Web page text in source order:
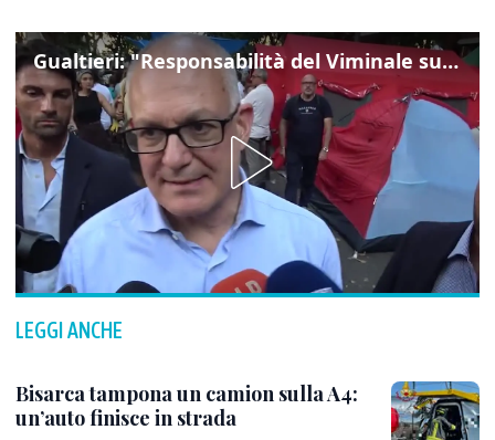
Gualtieri: "Responsabilità del Viminale su Spin Time? La posizione dei partiti è nota"
LEGGI ANCHE
Bisarca tampona un camion sulla A4:
un’auto finisce in strada